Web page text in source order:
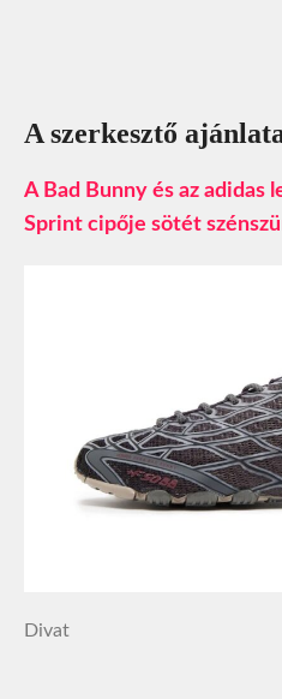
A szerkesztő
A Bad Bunny és az adidas
Sprint cipője sötét
Divat